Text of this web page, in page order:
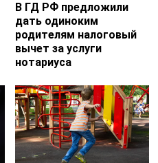
В ГД РФ предложили
дать одиноким
родителям налоговый
вычет за услуги
нотариуса